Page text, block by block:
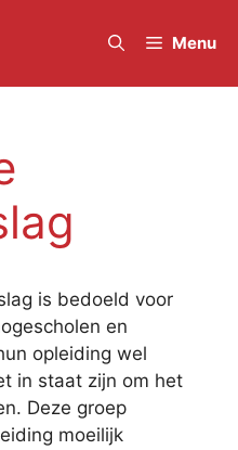
Menu
is bedoeld voor
en
opleiding wel
in staat zijn om het
Deze groep
moeilijk